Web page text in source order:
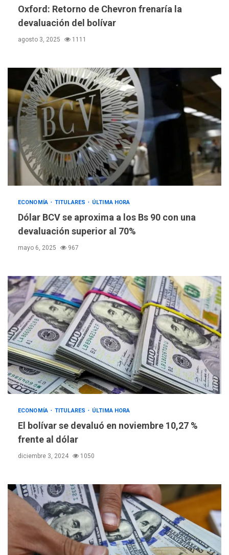
Oxford: Retorno de Chevron frenaría la
devaluación del bolívar
agosto 3, 2025 1111
ECONOMÍA TITULARES ÚLTIMA HORA
Dólar BCV se aproxima a los Bs 90 con una
devaluación superior al 70%
mayo 6, 2025 967
ECONOMÍA TITULARES ÚLTIMA HORA
El bolívar se devaluó en noviembre 10,27 %
frente al dólar
diciembre 3, 2024 1050